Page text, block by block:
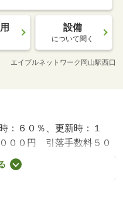
設備
について聞く
エイブルネットワーク岡山駅西口
：６０％、更新時：１
００円 引落手数料５０
管理員の勤務形態：日